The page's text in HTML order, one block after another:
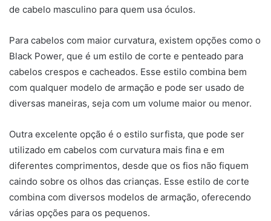
de cabelo masculino para quem usa óculos.
Para cabelos com maior curvatura, existem opções como o
Black Power, que é um estilo de corte e penteado para
cabelos crespos e cacheados. Esse estilo combina bem
com qualquer modelo de armação e pode ser usado de
diversas maneiras, seja com um volume maior ou menor.
Outra excelente opção é o estilo surfista, que pode ser
utilizado em cabelos com curvatura mais fina e em
diferentes comprimentos, desde que os fios não fiquem
caindo sobre os olhos das crianças. Esse estilo de corte
combina com diversos modelos de armação, oferecendo
várias opções para os pequenos.